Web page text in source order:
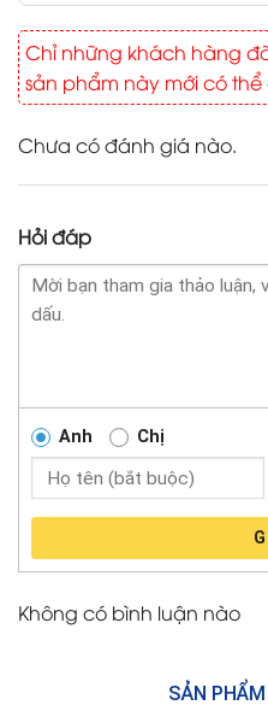
Chỉ những khách hàng
sản phẩm này mới có
Chưa có đánh giá nào.
Hỏi đáp
Anh Chị
Không có bình luận nào
SẢN